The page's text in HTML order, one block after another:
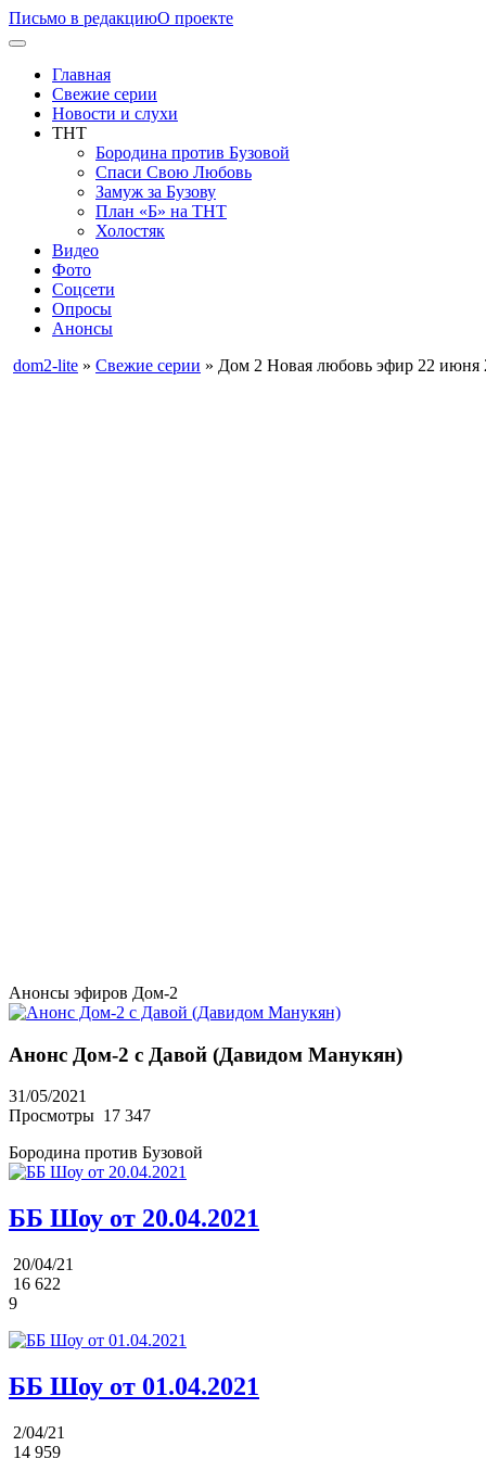
Письмо в редакциюО проекте
Главная
Свежие серии
Новости и слухи
ТНТ
Бородина против Бузовой
Спаси Свою Любовь
Замуж за Бузову
План «Б» на ТНТ
Холостяк
Видео
Фото
Соцсети
Опросы
Анонсы
dom2-lite » Свежие серии » Дом 2 Новая любовь эфир 22 июня
Анонсы эфиров Дом-2
Анонс Дом-2 с Давой (Давидом Манукян)
31/05/2021
Просмотры 17 347
Бородина против Бузовой
ББ Шоу от 20.04.2021
20/04/21
16 622
9
ББ Шоу от 01.04.2021
2/04/21
14 959